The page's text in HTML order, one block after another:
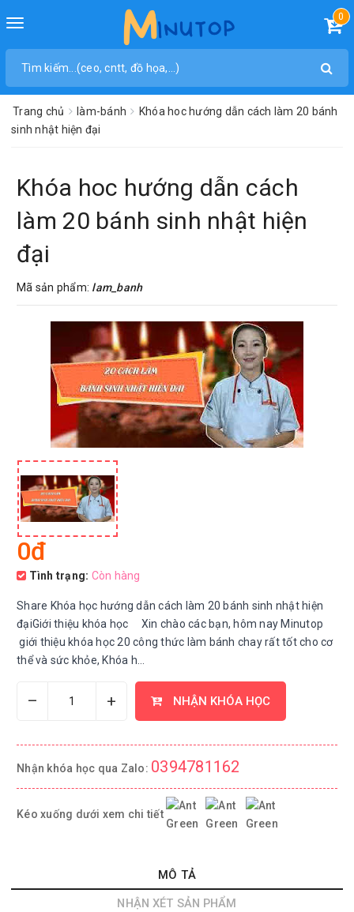
Toggle
0
Trang chủ làm-bánh
Khóa hoc hướng dẫn cách làm 20 bánh
sinh nhật hiện đại
Khóa hoc hướng dẫn cách
làm 20 bánh sinh nhật hiện
đại
Mã sản phẩm: lam_banh
0đ
Tình trạng: Còn hàng
Share Khóa học hướng dẫn cách làm 20 bánh sinh nhật hiện
đạiGiới thiệu khóa học Xin chào các bạn, hôm nay Minutop
giới thiệu khóa học 20 công thức làm bánh chay rất tốt cho cơ
thể và sức khỏe, Khóa h...
– + NHẬN KHÓA HỌC
Nhận khóa học qua Zalo: 0394781162
Kéo xuống dưới xem chi tiết
MÔ TẢ
NHẬN XÉT SẢN PHẨM